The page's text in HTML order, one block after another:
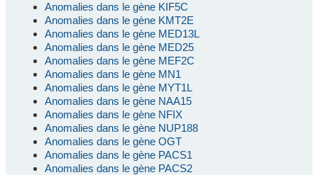
Anomalies dans le gène KIF5C
Anomalies dans le gène KMT2E
Anomalies dans le gène MED13L
Anomalies dans le gène MED25
Anomalies dans le gène MEF2C
Anomalies dans le gène MN1
Anomalies dans le gène MYT1L
Anomalies dans le gène NAA15
Anomalies dans le gène NFIX
Anomalies dans le gène NUP188
Anomalies dans le gène OGT
Anomalies dans le gène PACS1
Anomalies dans le gène PACS2